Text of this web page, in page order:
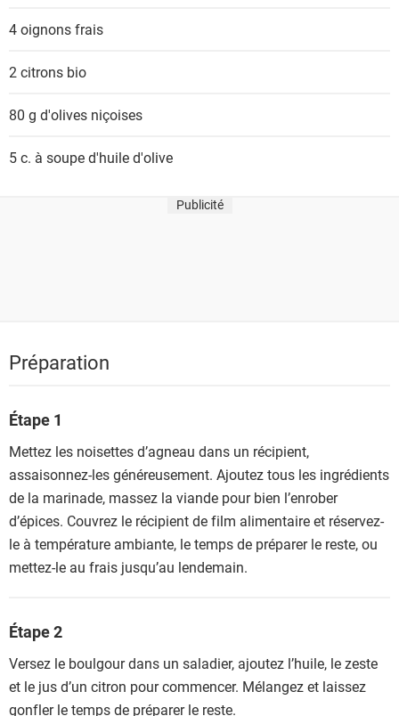
4oignons frais
2 citrons bio
80 g d'olives niçoises
5 c. à souped'huile d'olive
Publicité
Préparation
Étape 1
Mettez les noisettes d’agneau dans un récipient,
assaisonnez-les généreusement. Ajoutez tous les ingrédients
de la marinade, massez la viande pour bien l’enrober
d’épices. Couvrez le récipient de film alimentaire et réservez-
le à température ambiante, le temps de préparer le reste, ou
mettez-le au frais jusqu’au lendemain.
Étape 2
Versez le boulgour dans un saladier, ajoutez l’huile, le zeste
et le jus d’un citron pour commencer. Mélangez et laissez
gonfler le temps de préparer le reste.